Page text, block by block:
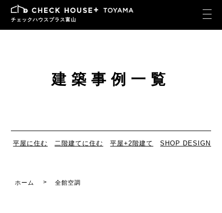
チェックハウスプラス富山
建築事例一覧
平屋に住む 二階建てに住む 平屋+2階建て SHOP DESIGN（
ホーム 全館空調